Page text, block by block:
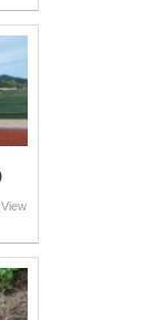
View